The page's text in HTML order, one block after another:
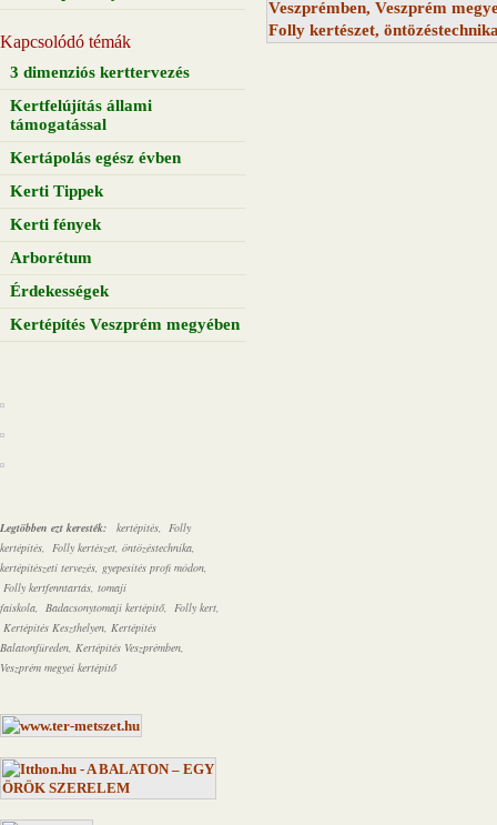
Kapcsolódó témák
3 dimenziós kerttervezés
Kertfelújítás állami
támogatással
Kertápolás egész évben
Kerti Tippek
Kerti fények
Arborétum
Érdekességek
Kertépítés Veszprém megyében
Legtöbben ezt keresték:
kertépítés, Folly
kertépítés, Folly kertészet, öntözéstechnika,
kertépítészeti tervezés, gyepesítés profi módon,
Folly kertfenntartás, tomaji
faiskola, Badacsonytomaji kertépítő, Folly kert,
Kertépítés Keszthelyen, Kertépítés
Balatonfüreden, Kertépítés Veszprémben,
Veszprém megyei kertépítő